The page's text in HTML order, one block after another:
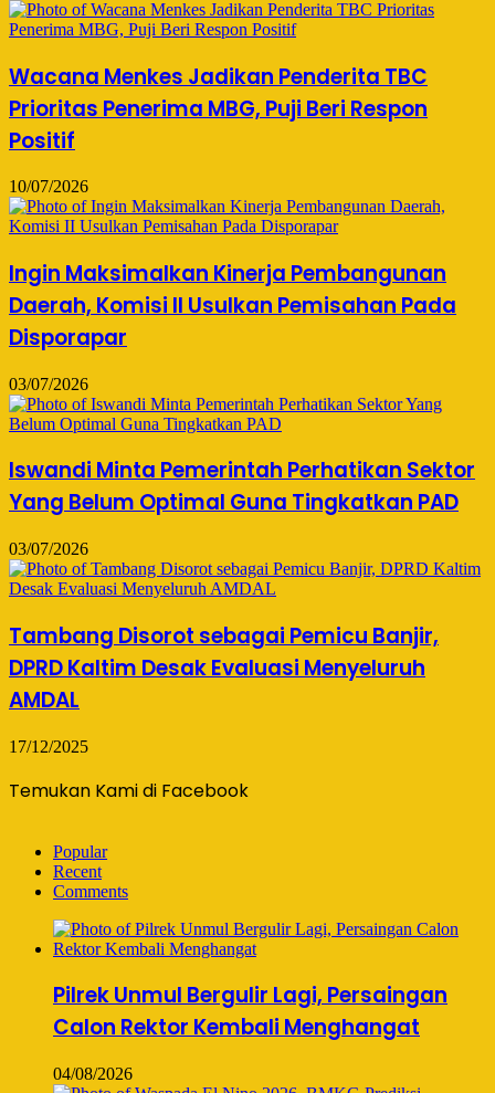
Wacana Menkes Jadikan Penderita TBC
Prioritas Penerima MBG, Puji Beri Respon
Positif
10/07/2026
Ingin Maksimalkan Kinerja Pembangunan
Daerah, Komisi II Usulkan Pemisahan Pada
Disporapar
03/07/2026
Iswandi Minta Pemerintah Perhatikan Sektor
Yang Belum Optimal Guna Tingkatkan PAD
03/07/2026
Tambang Disorot sebagai Pemicu Banjir,
DPRD Kaltim Desak Evaluasi Menyeluruh
AMDAL
17/12/2025
Temukan Kami di Facebook
Popular
Recent
Comments
Pilrek Unmul Bergulir Lagi, Persaingan
Calon Rektor Kembali Menghangat
04/08/2026